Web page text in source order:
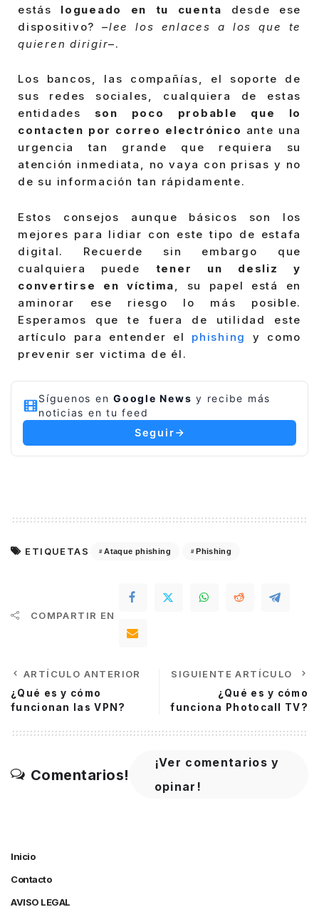
estás logueado en tu cuenta
desde ese
dispositivo? –lee los enlaces a los que te
quieren dirigir–.
Los bancos, las compañías, el soporte de
sus redes sociales, cualquiera de estas
entidades son poco probable que lo
contacten por correo electrónico ante una
urgencia tan grande que requiera su
atención inmediata, no vaya con prisas y no
de su información tan rápidamente.
Estos consejos aunque básicos son los
mejores para lidiar con este tipo de estafa
digital. Recuerde sin embargo que
cualquiera puede tener un desliz y
convertirse en víctima
, su papel está en
aminorar ese riesgo lo más posible.
Esperamos que te fuera de utilidad este
artículo para entender el phishing
y como
prevenir ser victima de él.
Síguenos en Google News y recibe más
noticias en tu feed
Seguir
ETIQUETAS Ataque phishing Phishing
COMPARTIR EN
ARTÍCULO ANTERIOR
¿Qué es y cómo
funcionan las VPN?
SIGUIENTE ARTÍCULO
¿Qué es y cómo
funciona Photocall TV?
Comentarios!
¡Ver comentarios y
opinar!
Inicio
Contacto
AVISO LEGAL